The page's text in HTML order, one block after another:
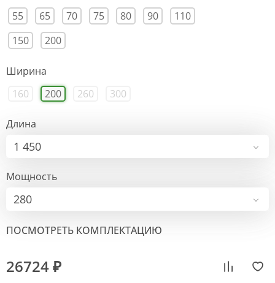
55
65 70 75 80 90
110
150
200
Ширина
160
200 260 300
Длина
1 450
Мощность
280
ПОСМОТРЕТЬ КОМПЛЕКТАЦИЮ
26724 ₽